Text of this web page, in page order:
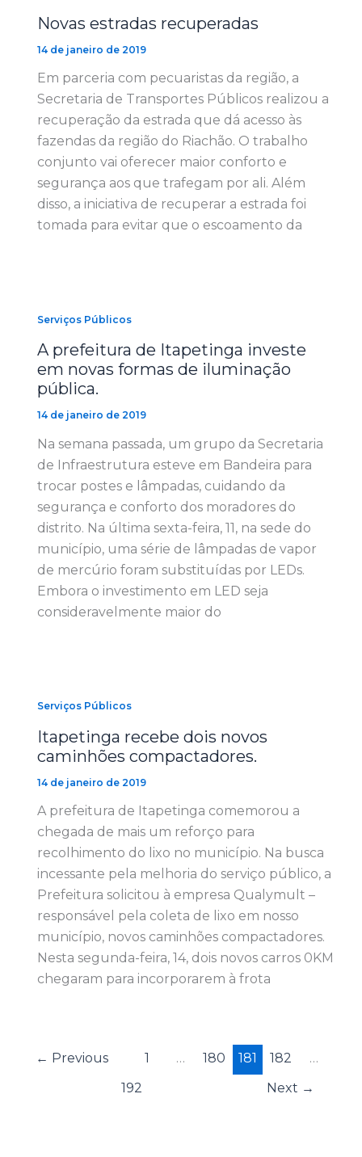
Novas estradas recuperadas
14 de janeiro de 2019
Em parceria com pecuaristas da região, a
Secretaria de Transportes Públicos realizou a
recuperação da estrada que dá acesso às
fazendas da região do Riachão. O trabalho
conjunto vai oferecer maior conforto e
segurança aos que trafegam por ali. Além
disso, a iniciativa de recuperar a estrada foi
tomada para evitar que o escoamento da
Serviços Públicos
A prefeitura de Itapetinga investe
em novas formas de iluminação
pública.
14 de janeiro de 2019
Na semana passada, um grupo da Secretaria
de Infraestrutura esteve em Bandeira para
trocar postes e lâmpadas, cuidando da
segurança e conforto dos moradores do
distrito. Na última sexta-feira, 11, na sede do
município, uma série de lâmpadas de vapor
de mercúrio foram substituídas por LEDs.
Embora o investimento em LED seja
consideravelmente maior do
Serviços Públicos
Itapetinga recebe dois novos
caminhões compactadores.
14 de janeiro de 2019
A prefeitura de Itapetinga comemorou a
chegada de mais um reforço para
recolhimento do lixo no município. Na busca
incessante pela melhoria do serviço público, a
Prefeitura solicitou à empresa Qualymult –
responsável pela coleta de lixo em nosso
município, novos caminhões compactadores.
Nesta segunda-feira, 14, dois novos carros 0KM
chegaram para incorporarem à frota
← Previous 1 … 180 181 182
…
192
Next →